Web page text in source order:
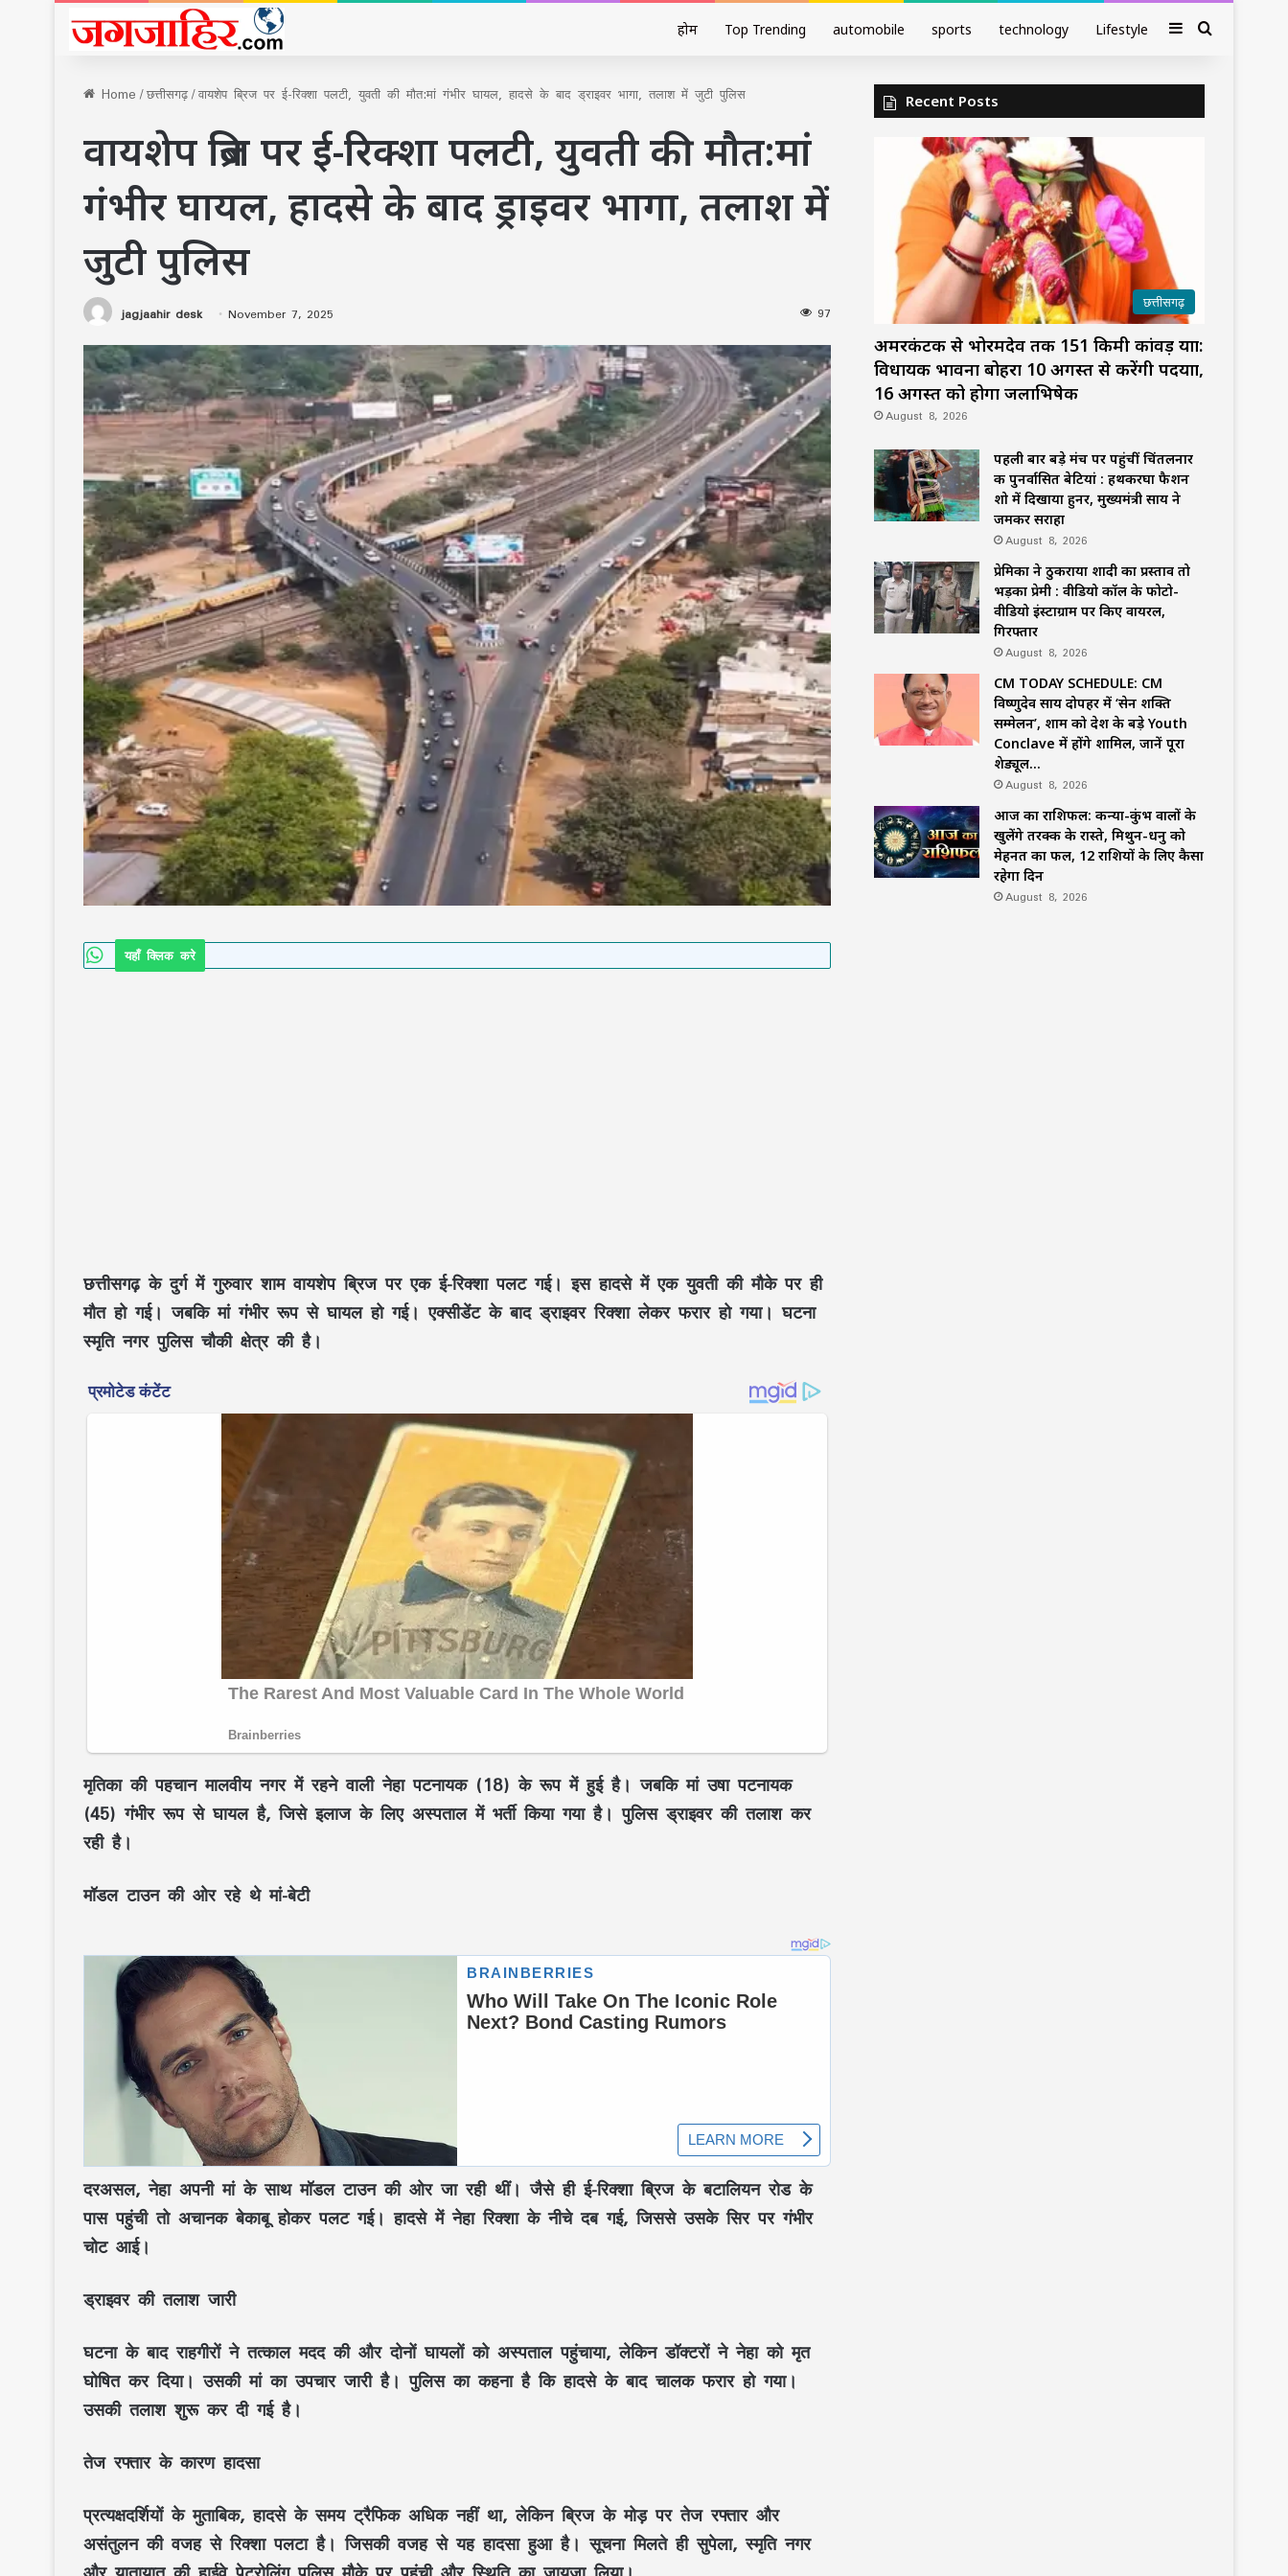
होम Top Trending automobile sports technology Lifestyle SidebarSearch
Home/छत्तीसगढ़/वायशेप ब्रिज पर ई-रिक्शा पलटी, युवती की मौत:मां गंभीर घायल, हादसे के बाद ड्राइवर भागा, तलाश में जुटी पुलिस
वायशेप ब्रिज पर ई-रिक्शा पलटी, युवती की मौत:मां
गंभीर घायल, हादसे के बाद ड्राइवर भागा, तलाश में
जुटी पुलिस
jagjaahir desk November 7, 2025 97
यहाँ क्लिक करे
छत्तीसगढ़ के दुर्ग में गुरुवार शाम वायशेप ब्रिज पर एक ई-रिक्शा पलट गई। इस हादसे में एक युवती की मौके पर ही
मौत हो गई। जबकि मां गंभीर रूप से घायल हो गई। एक्सीडेंट​​​​​​​ के बाद ड्राइवर रिक्शा लेकर फरार हो गया। घटना
स्मृति नगर पुलिस चौकी क्षेत्र की है।
मृतिका की पहचान मालवीय नगर में रहने वाली नेहा पटनायक (18) के रूप में हुई है। जबकि मां उषा पटनायक
(45) गंभीर रूप से घायल है, जिसे इलाज के लिए अस्पताल में भर्ती किया गया है। पुलिस ड्राइवर की तलाश कर
रही है।
मॉडल टाउन की ओर रहे थे मां-बेटी
दरअसल, नेहा अपनी मां के साथ मॉडल टाउन की ओर जा रही थीं। जैसे ही ई-रिक्शा ब्रिज के बटालियन रोड के
पास पहुंची तो अचानक बेकाबू होकर पलट गई। हादसे में नेहा रिक्शा के नीचे दब गई, जिससे उसके सिर पर गंभीर
चोट आई।
ड्राइवर की तलाश जारी
घटना के बाद राहगीरों ने तत्काल मदद की और दोनों घायलों को अस्पताल पहुंचाया, लेकिन डॉक्टरों ने नेहा को मृत
घोषित कर दिया। उसकी मां का उपचार जारी है। पुलिस का कहना है कि हादसे के बाद चालक फरार हो गया।
उसकी तलाश शुरू कर दी गई है।
तेज रफ्तार के कारण हादसा
प्रत्यक्षदर्शियों के मुताबिक, हादसे के समय ट्रैफिक अधिक नहीं था, लेकिन ब्रिज के मोड़ पर तेज रफ्तार और
असंतुलन की वजह से रिक्शा पलटा है। जिसकी वजह से यह हादसा हुआ है। सूचना मिलते ही सुपेला, स्मृति नगर
अमरकंटक से भोरमदेव तक 151 किमी कांवड़
यात्रा: विधायक भावना बोहरा 10 अगस्त से करेंगी
पदयात्रा, 16 अगस्त को होगा जलाभिषेक
Recent Posts
छत्तीसगढ़
अमरकंटक से भोरमदेव तक 151 किमी कांवड़ यात्रा:
विधायक भावना बोहरा 10 अगस्त से करेंगी पदयात्रा,
16 अगस्त को होगा जलाभिषेक
August 8, 2026
पहली बार बड़े मंच पर पहुंचीं चिंतलनार
की पुनर्वासित बेटियां : हथकरघा फैशन
शो में दिखाया हुनर, मुख्यमंत्री साय ने
जमकर सराहा
August 8, 2026
प्रेमिका ने ठुकराया शादी का प्रस्ताव तो
भड़का प्रेमी : वीडियो कॉल के फोटो-
वीडियो इंस्टाग्राम पर किए वायरल,
गिरफ्तार
August 8, 2026
CM TODAY SCHEDULE: CM
विष्णुदेव साय दोपहर में ‘सेन शक्ति
सम्मेलन’, शाम को देश के बड़े Youth
Conclave में होंगे शामिल, जानें पूरा
शेड्यूल…
August 8, 2026
आज का राशिफल: कन्या-कुंभ वालों के
खुलेंगे तरक्की के रास्ते, मिथुन-धनु को
मेहनत का फल, 12 राशियों के लिए कैसा
रहेगा दिन
August 8, 2026